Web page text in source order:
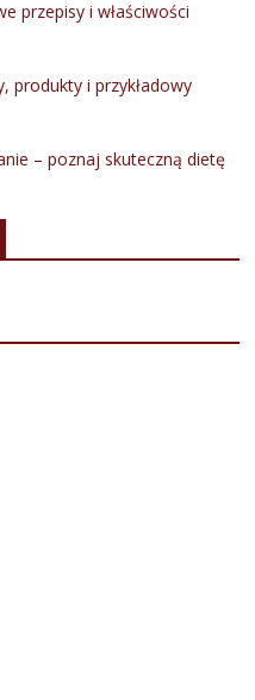
przepisy i właściwości
produkty i przykładowy
– poznaj skuteczną dietę